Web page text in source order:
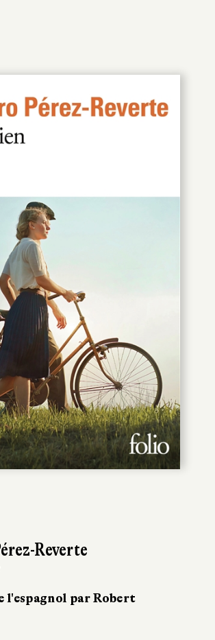
Reverte
l'espagnol par Robert